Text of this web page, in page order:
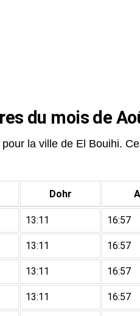
du mois de
pour la ville de El Bouihi.
Dohr
13:11 16:57
13:11 16:57
13:11 16:57
13:11 16:57